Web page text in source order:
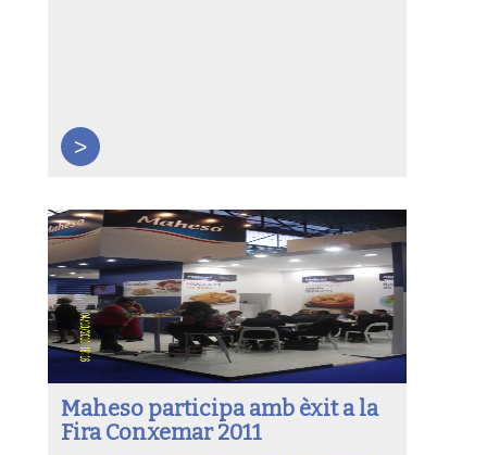
>
Maheso participa amb èxit a la
Fira Conxemar 2011